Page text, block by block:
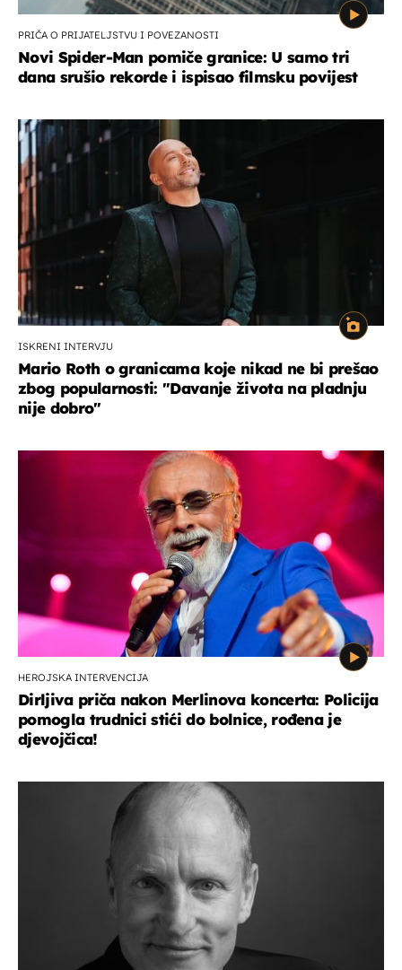
PRIČA O PRIJATELJSTVU I POVEZANOSTI
Novi Spider-Man pomiče granice: U samo tri
dana srušio rekorde i ispisao filmsku povijest
ISKRENI INTERVJU
Mario Roth o granicama koje nikad ne bi prešao
zbog popularnosti: "Davanje života na pladnju
nije dobro"
HEROJSKA INTERVENCIJA
Dirljiva priča nakon Merlinova koncerta: Policija
pomogla trudnici stići do bolnice, rođena je
djevojčica!